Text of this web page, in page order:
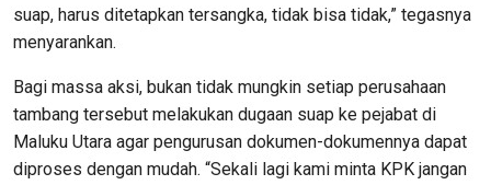
suap, harus ditetapkan tersangka, tidak bisa tidak,” tegasnya
menyarankan.
Bagi massa aksi, bukan tidak mungkin setiap perusahaan
tambang tersebut melakukan dugaan suap ke pejabat di
Maluku Utara agar pengurusan dokumen-dokumennya dapat
diproses dengan mudah. “Sekali lagi kami minta KPK jangan